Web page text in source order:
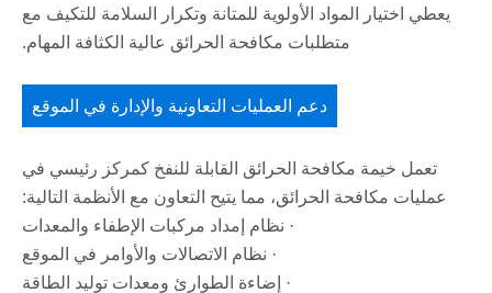
يعطي اختيار المواد الأولوية للمتانة وتكرار السلامة للتكيف مع
متطلبات مكافحة الحرائق عالية الكثافة المهام.
دعم العمليات التعاونية والإدارة في الموقع
تعمل خيمة مكافحة الحرائق القابلة للنفخ كمركز رئيسي في
عمليات مكافحة الحرائق، مما يتيح التعاون مع الأنظمة التالية:
· نظام إمداد مركبات الإطفاء والمعدات
· نظام الاتصالات والأوامر في الموقع
· إضاءة الطوارئ ومعدات توليد الطاقة